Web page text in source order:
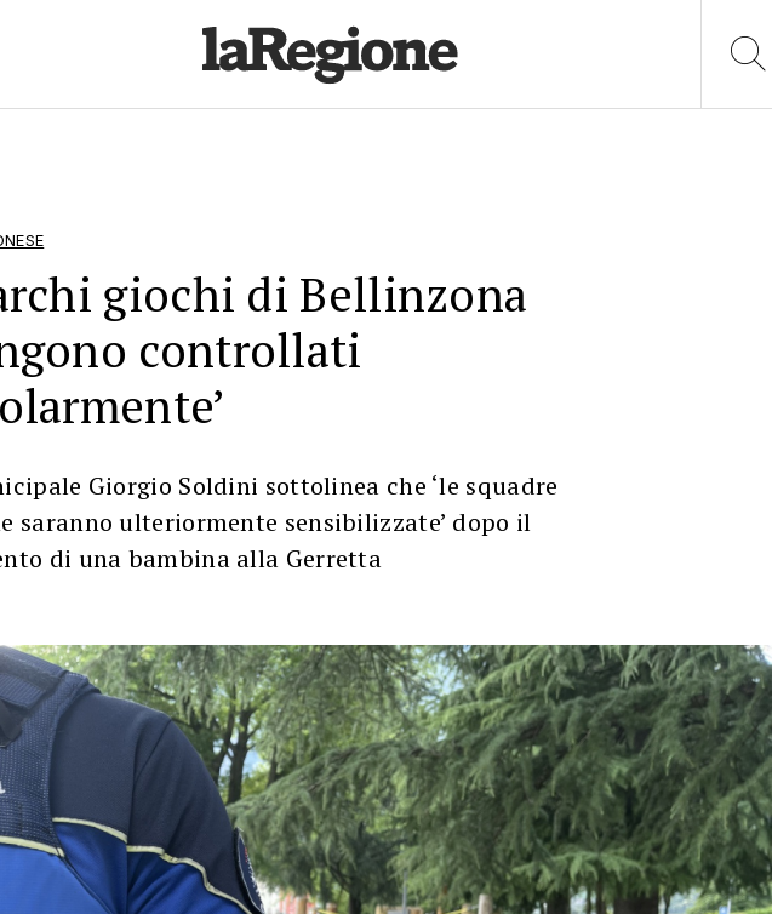
giochi di Bellinzona
controllati
Giorgio Soldini sottolinea che ‘le squadre
saranno ulteriormente sensibilizzate’ dopo il
di una bambina alla Gerretta